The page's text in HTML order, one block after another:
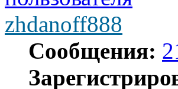
zhdanoff888
Сообщения: